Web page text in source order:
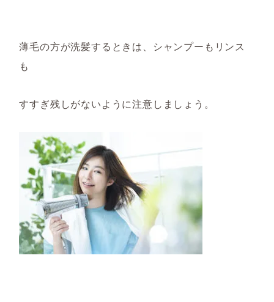
薄毛の方が洗髪するときは、シャンプーもリンス
も
すすぎ残しがないように注意しましょう。